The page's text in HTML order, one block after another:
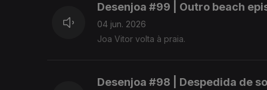
Desenjoa #99 | Outro beach
04 jun. 2026
Joa Vitor volta à praia.
Desenjoa #98 | Despedida de